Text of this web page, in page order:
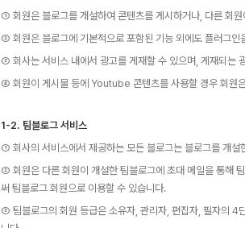
① 회원은 블로그를 개설하여 콘텐츠를 게시하거나, 다른 회
② 회원은 블로그에 기본적으로 포함된 기능 외에도 플러그인
③ 회사는 서비스 내에서 광고를 게재할 수 있으며, 게재되는
④ 회원이 게시물 등에 Youtube 콘텐츠를 사용할 경우 회원
1-2. 팀블로그 서비스
① 회사의 서비스에서 제공하는 모든 블로그는 블로그를 개
② 회원은 다른 회원이 개설한 팀블로그에 초대 메일을 통해
써 팀블로그 회원으로 이용할 수 있습니다.
③ 팀블로그의 회원 등급은 소유자, 관리자, 편집자, 필자의 4